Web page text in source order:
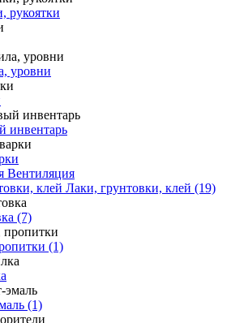
рукоятки
уровни
инвентарь
Вентиляция
Лаки, грунтовки, клей (19)
(7)
(1)
(1)